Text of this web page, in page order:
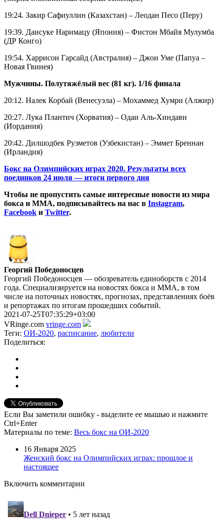
19:24. Закир Сафиуллин (Казахстан) – Леодан Песо (Перу)
19:39. Даисуке Наримацу (Япония) – Фистон Мбайя Мулумба
(ДР Конго)
19:54. Харрисон Гарсайд (Австралия) – Джон Уме (Папуа –
Новая Гвинея)
Мужчины. Полутяжёлый вес (81 кг). 1/16 финала
20:12. Налек Корбай (Венесуэла) – Мохаммед Хумри (Алжир)
20:27. Лука Плантич (Хорватия) – Одаи Аль-Хиндави
(Иордания)
20:42. Дилшодбек Рузметов (Узбекистан) – Эммет Бреннан
(Ирландия)
Бокс на Олимпийских играх 2020. Результаты всех
поединков 24 июля — итоги первого дня
Чтобы не пропустить самые интересные новости из мира
бокса и ММА, подписывайтесь на нас в Instagram,
Facebook и Twitter.
Георгий Победоносцев
Георгий Победоносцев — обозреватель единоборств с 2014
года. Специализируется на новостях бокса и ММА, в том
числе на поточных новостях, прогнозах, представлениях боёв
и репортажах по итогам прошедших событий.
2021-07-25T07:35:29+03:00
VRinge.com vringe.com
Теги: ОИ-2020, расписание, любители
Поделиться:
Если Вы заметили ошибку - выделите ее мышью и нажмите
Ctrl+Enter
Материалы по теме: Весь бокс на ОИ-2020
16 Января 2025
Женский бокс на Олимпийских играх: прошлое и
настоящее
Включить комментарии